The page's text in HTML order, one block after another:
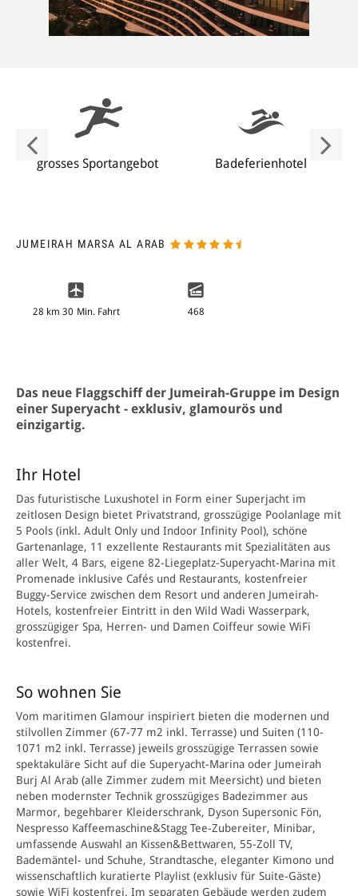
grosses Sportangebot Badeferienhotel
JUMEIRAH MARSA AL ARAB
28 km 30 Min. Fahrt 468
Das neue Flaggschiff der Jumeirah-Gruppe im Design
einer Superyacht - exklusiv, glamourös und
einzigartig.
Ihr Hotel
Das futuristische Luxushotel in Form einer Superjacht im
zeitlosen Design bietet Privatstrand, grosszügige Poolanlage mit
5 Pools (inkl. Adult Only und Indoor Infinity Pool), schöne
Gartenanlage, 11 exzellente Restaurants mit Spezialitäten aus
aller Welt, 4 Bars, eigene 82-Liegeplatz-Superyacht-Marina mit
Promenade inklusive Cafés und Restaurants, kostenfreier
Buggy-Service zwischen dem Resort und anderen Jumeirah-
Hotels, kostenfreier Eintritt in den Wild Wadi Wasserpark,
grosszügiger Spa, Herren- und Damen Coiffeur sowie WiFi
kostenfrei.
So wohnen Sie
Vom maritimen Glamour inspiriert bieten die modernen und
stilvollen Zimmer (67-77 m2 inkl. Terrasse) und Suiten (110-
1071 m2 inkl. Terrasse) jeweils grosszügige Terrassen sowie
spektakuläre Sicht auf die Superyacht-Marina oder Jumeirah
Burj Al Arab (alle Zimmer zudem mit Meersicht) und bieten
neben modernster Technik grosszügiges Badezimmer aus
Marmor, begehbarer Kleiderschrank, Dyson Supersonic Fön,
Nespresso Kaffeemaschine&Stagg Tee-Zubereiter, Minibar,
umfassende Auswahl an Kissen&Bettwaren, 55-Zoll TV,
Bademäntel- und Schuhe, Strandtasche, eleganter Kimono und
wissenschaftlich kuratierte Playlist (exklusiv für Suite-Gäste)
sowie WiFi kostenfrei. Im separaten Gebäude werden zudem